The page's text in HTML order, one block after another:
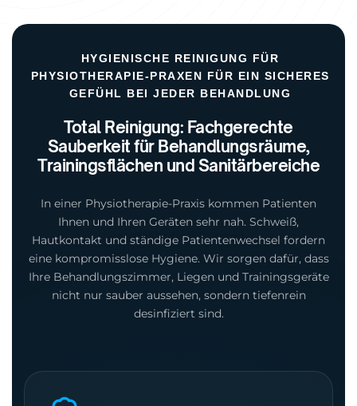
HYGIENISCHE REINIGUNG FÜR
PHYSIOTHERAPIE-PRAXEN FÜR EIN SICHERES
GEFÜHL BEI JEDER BEHANDLUNG
Total Reinigung: Fachgerechte
Sauberkeit für Behandlungsräume,
Trainingsflächen und Sanitärbereiche
In einer Physiotherapie-Praxis kommen Patienten
Ihnen und Ihren Geräten sehr nah. Schweiß,
Hautkontakt und ständige Patientenwechsel fordern
eine kompromisslose Hygiene. Wir sorgen dafür, dass
Ihre Behandlungszimmer, Liegen und Trainingsgeräte
nicht nur sauber aussehen, sondern tiefenrein
desinfiziert sind.